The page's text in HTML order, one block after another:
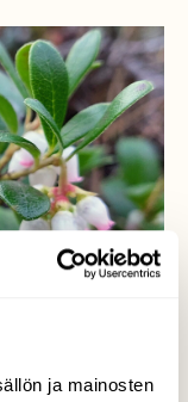
ja mainosten